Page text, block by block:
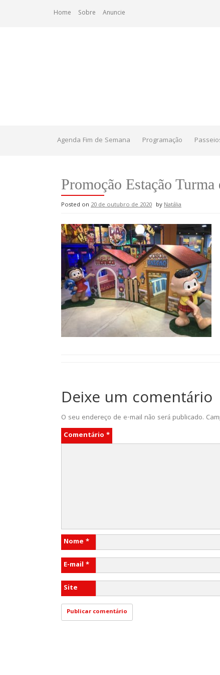
Home Sobre Anuncie
Agenda Fim de Semana Programação
Promoção Estação
Posted on 20 de outubro de 2020 byNatália
Deixe um comentário
O seu endereço de e-mail não será publicado.
Comentário *
Nome *
E-mail *
Site